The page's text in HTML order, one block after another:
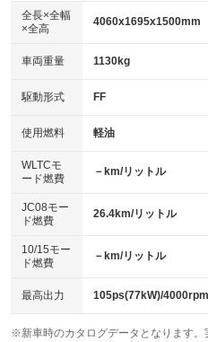
：装備なし
パワーウィンドウ
アイドリングストップ
：装備あり
USB入力端子
：装備あり
100V電源
：装備なし
センターデフロック
：装備なし
電動格納ミラー
：装備あり
：装備あり
革シート
キーレス
HID(キセノンライト)
：装備なし
バックカメラ
：装備あり
エアロ
：装備なし
：装備なし
パワーシート
ベンチシート
：装備なし
チップアップシート
：装備なし
：装備なし
全長×全幅
×全高
4060x1695x1500mm
車両重量 1130kg
駆動形式 FF
使用燃料 軽油
WLTCモ
ード燃費
－km/リットル
JC08モー
ド燃費
26.4km/リットル
10/15モー
ド燃費
－km/リットル
最高出力 105ps(77kW)/4000rpm
※新車時のカタログデータとなります